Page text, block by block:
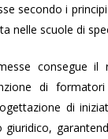
secondo i
nelle scuole di
consegue il
di
di
giuridico,